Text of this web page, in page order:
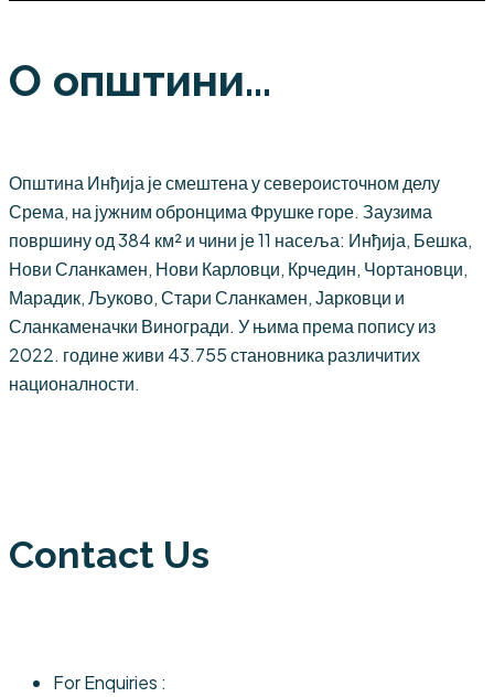
О општини...
Општина Инђија је смештена у североисточном делу
Срема, на јужним обронцима Фрушке горе. Заузима
површину од 384 км² и чини је 11 насеља: Инђија, Бешка,
Нови Сланкамен, Нови Карловци, Крчедин, Чортановци,
Марадик, Љуково, Стари Сланкамен, Јарковци и
Сланкаменачки Виногради. У њима према попису из
2022. године живи 43.755 становника различитих
националности.
Contact Us
For Enquiries :